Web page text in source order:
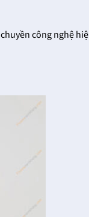
công nghệ
khóa cửa
dùng
cho cửa gỗ